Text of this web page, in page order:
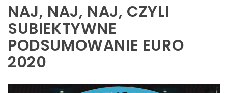
NAJ, NAJ, NAJ, CZYLI
SUBIEKTYWNE
PODSUMOWANIE EURO
2020